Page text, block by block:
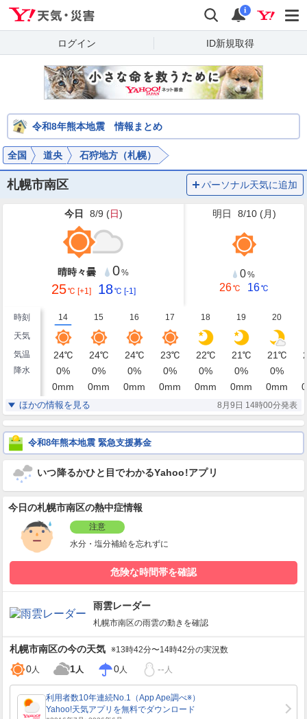
検索 通知
i
ログイン ID新規取得
令和8年熊本地震 情報まとめ
全国 道央 石狩地方（札幌）
札幌市南区 パーソナル天気に追加
今日 8/9 (日)
晴時々曇 0%
25℃ [+1] 18℃ [-1]
明日 8/10 (月)
0%
26℃ 16℃
時刻 14 15 16 17 18 19
20
天気
気温
24℃ 24℃ 24℃ 23℃ 22℃ 21℃ 21℃
降水 0% 0% 0% 0% 0% 0% 0%
0mm 0mm 0mm 0mm 0mm 0mm 0mm 0
湿度 60 % 70 % 72%
風
北北西
7m/s
北北西
5m/s
北北西
4m/s
北北西
4m/s
北西
3m/s
西北西
3m/s
西
2m/s
ほかの情報を見る 8月9日 14時00分発表
令和8年熊本地震 緊急支援募金
いつ降るかひと目でわかるYahoo!アプリ
今日の札幌市南区の熱中症情報
注意
水分・塩分補給を忘れずに
危険な時間帯を確認
雨雲レーダー
札幌市南区の雨雲の動きを確認
札幌市南区の今の天気 ※13時42分〜14時42分の実況数
0人 1人 0人 -- 人